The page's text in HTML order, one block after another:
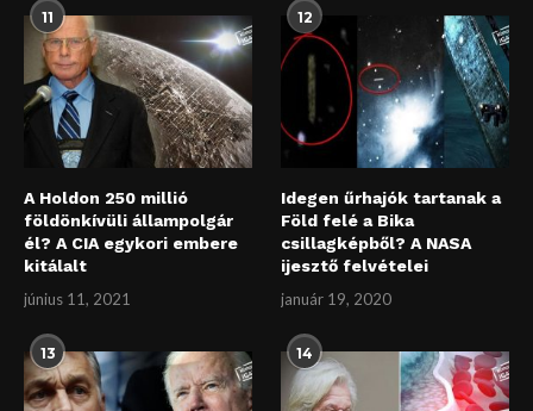
11
A Holdon 250 millió
földönkívüli állampolgár
él? A CIA egykori embere
kitálalt
június 11, 2021
12
Idegen űrhajók tartanak a
Föld felé a Bika
csillagképből? A NASA
ijesztő felvételei
január 19, 2020
13 14